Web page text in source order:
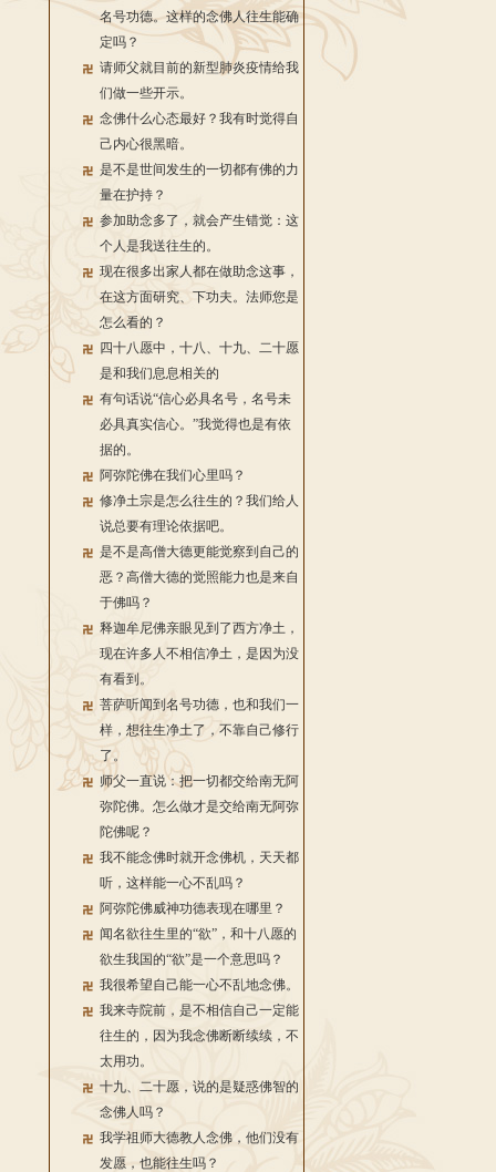
名号功德。这样的念佛人往生能确
定吗？
请师父就目前的新型肺炎疫情给我
们做一些开示。
念佛什么心态最好？我有时觉得自
己内心很黑暗。
是不是世间发生的一切都有佛的力
量在护持？
参加助念多了，就会产生错觉：这
个人是我送往生的。
现在很多出家人都在做助念这事，
在这方面研究、下功夫。法师您是
怎么看的？
四十八愿中，十八、十九、二十愿
是和我们息息相关的
有句话说“信心必具名号，名号未
必具真实信心。”我觉得也是有依
据的。
阿弥陀佛在我们心里吗？
修净土宗是怎么往生的？我们给人
说总要有理论依据吧。
是不是高僧大德更能觉察到自己的
恶？高僧大德的觉照能力也是来自
于佛吗？
释迦牟尼佛亲眼见到了西方净土，
现在许多人不相信净土，是因为没
有看到。
菩萨听闻到名号功德，也和我们一
样，想往生净土了，不靠自己修行
了。
师父一直说：把一切都交给南无阿
弥陀佛。怎么做才是交给南无阿弥
陀佛呢？
我不能念佛时就开念佛机，天天都
听，这样能一心不乱吗？
阿弥陀佛威神功德表现在哪里？
闻名欲往生里的“欲”，和十八愿的
欲生我国的“欲”是一个意思吗？
我很希望自己能一心不乱地念佛。
我来寺院前，是不相信自己一定能
往生的，因为我念佛断断续续，不
太用功。
十九、二十愿，说的是疑惑佛智的
念佛人吗？
我学祖师大德教人念佛，他们没有
发愿，也能往生吗？